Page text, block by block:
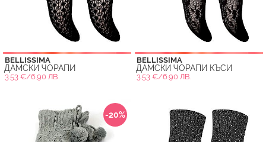
BELLISSIMA
ДАМСКИ ЧОРАПИ
3.53 €/6.90 ЛВ.
BELLISSIMA
ДАМСКИ ЧОРАПИ КЪСИ
3.53 €/6.90 ЛВ.
-20%